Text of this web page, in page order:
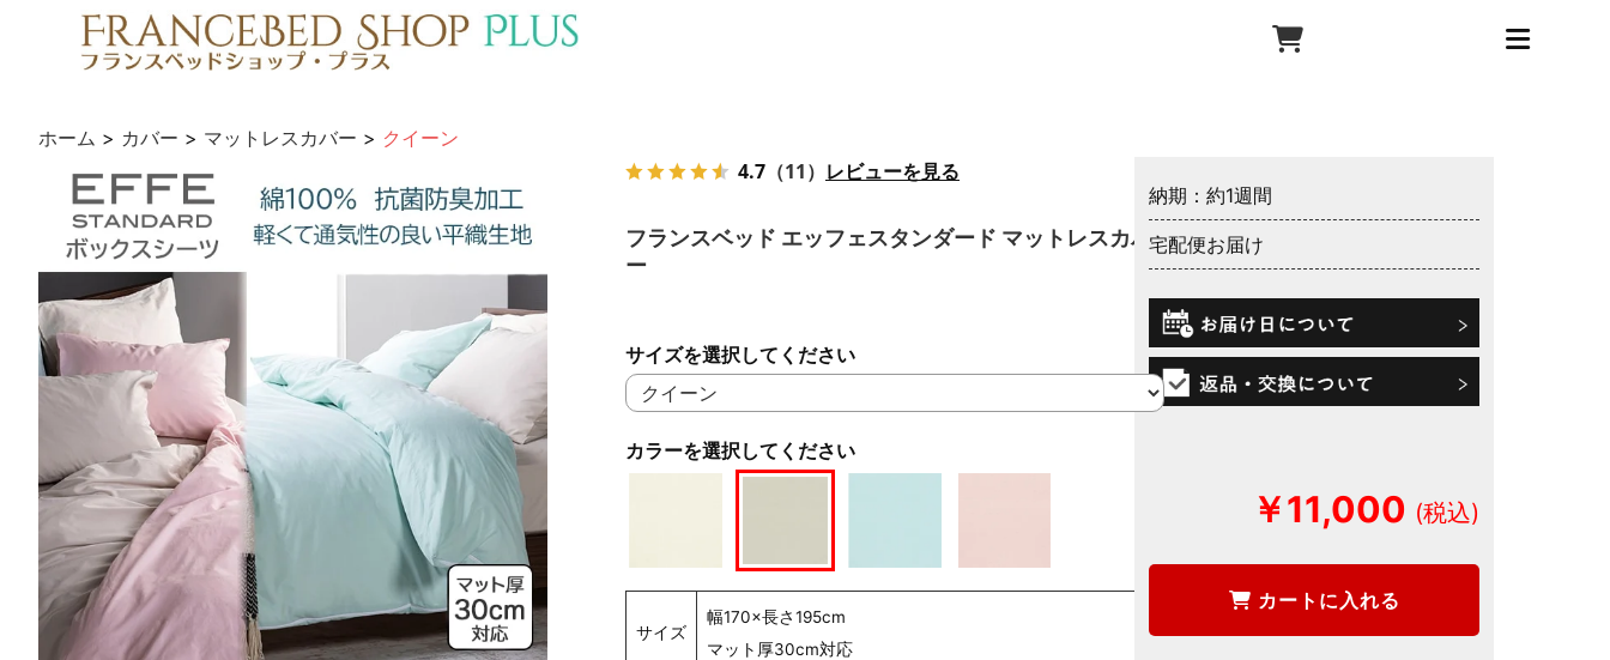
ホーム > カバー > マットレスカバー > クイーン
4.7 （11） レビューを見る
フランスベッド エッフェスタンダード マットレスカバ
ー
カラーを選択してください
サイズを選択してください
サイズ
幅170×長さ195cm
マット厚30cm対応
納期：約1週間
宅配便お届け
￥11,000
カートに入れる